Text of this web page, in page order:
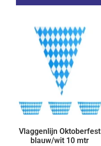
Vlaggenlijn Oktoberfest
blauw/wit 10 mtr